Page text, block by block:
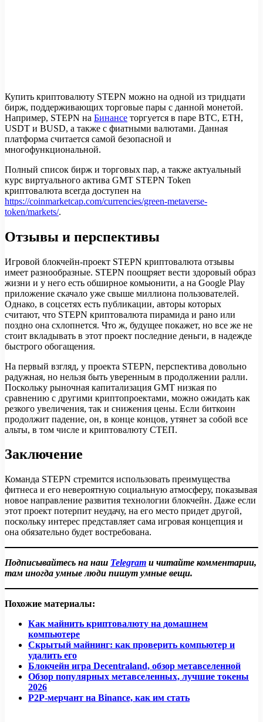
Купить криптовалюту STEPN можно на одной из тридцати
бирж, поддерживающих торговые пары с данной монетой.
Например, STEPN на Бинансе торгуется в паре BTC, ETH,
USDT и BUSD, а также с фиатными валютами. Данная
платформа считается самой безопасной и
многофункциональной.
Полный список бирж и торговых пар, а также актуальный
курс виртуального актива GMT STEPN Token
криптовалюта всегда доступен на
https://coinmarketcap.com/currencies/green-metaverse-
token/markets/.
Отзывы и перспективы
Игровой блокчейн-проект STEPN криптовалюта отзывы
имеет разнообразные. STEPN поощряет вести здоровый образ
жизни и у него есть обширное комьюнити, а на Google Play
приложение скачало уже свыше миллиона пользователей.
Однако, в соцсетях есть публикации, авторы которых
считают, что STEPN криптовалюта пирамида и рано или
поздно она схлопнется. Что ж, будущее покажет, но все же не
стоит вкладывать в этот проект последние деньги, в надежде
быстрого обогащения.
На первый взгляд, у проекта STEPN, перспектива довольно
радужная, но нельзя быть уверенным в продолжении ралли.
Поскольку рыночная капитализация GMT низкая по
сравнению с другими криптопроектами, можно ожидать как
резкого увеличения, так и снижения цены. Если биткоин
продолжит падение, он, в конце концов, утянет за собой все
альты, в том числе и криптовалюту СТЕП.
Заключение
Команда STEPN стремится использовать преимущества
фитнеса и его невероятную социальную атмосферу, показывая
новое направление развития технологии блокчейн. Даже если
этот проект потерпит неудачу, на его место придет другой,
поскольку интерес представляет сама игровая концепция и
она обязательно будет востребована.
Подписывайтесь на наш Telegram и читайте комментарии,
там иногда умные люди пишут умные вещи.
Похожие материалы:
Как майнить криптовалюту на домашнем
компьютере
Скрытый майнинг: как проверить компьютер и
удалить его
Блокчейн игра Decentraland, обзор метавселенной
Обзор популярных метавселенных, лучшие токены
2026
P2P-мерчант на Binance, как им стать